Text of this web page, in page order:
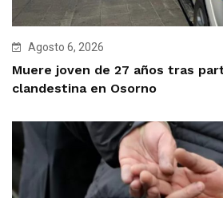
Agosto 6, 2026
Muere joven de 27 años tras
clandestina en Osorno